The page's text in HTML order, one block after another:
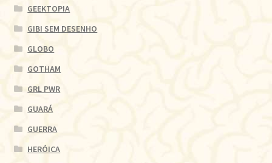
GEEKTOPIA
GIBI SEM DESENHO
GLOBO
GOTHAM
GRL PWR
GUARÁ
GUERRA
HERÓICA